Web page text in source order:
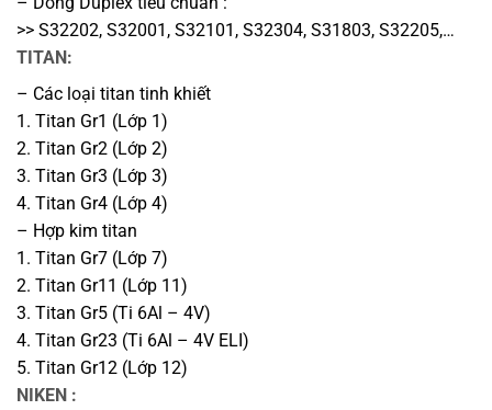
>> S32202, S32001, S32101, S32304, S31803, S32205,…
TITAN:
– Các loại titan tinh khiết
1. Titan Gr1 (Lớp 1)
2. Titan Gr2 (Lớp 2)
3. Titan Gr3 (Lớp 3)
4. Titan Gr4 (Lớp 4)
– Hợp kim titan
1. Titan Gr7 (Lớp 7)
2. Titan Gr11 (Lớp 11)
3. Titan Gr5 (Ti 6Al – 4V)
4. Titan Gr23 (Ti 6Al – 4V ELI)
5. Titan Gr12 (Lớp 12)
NIKEN :